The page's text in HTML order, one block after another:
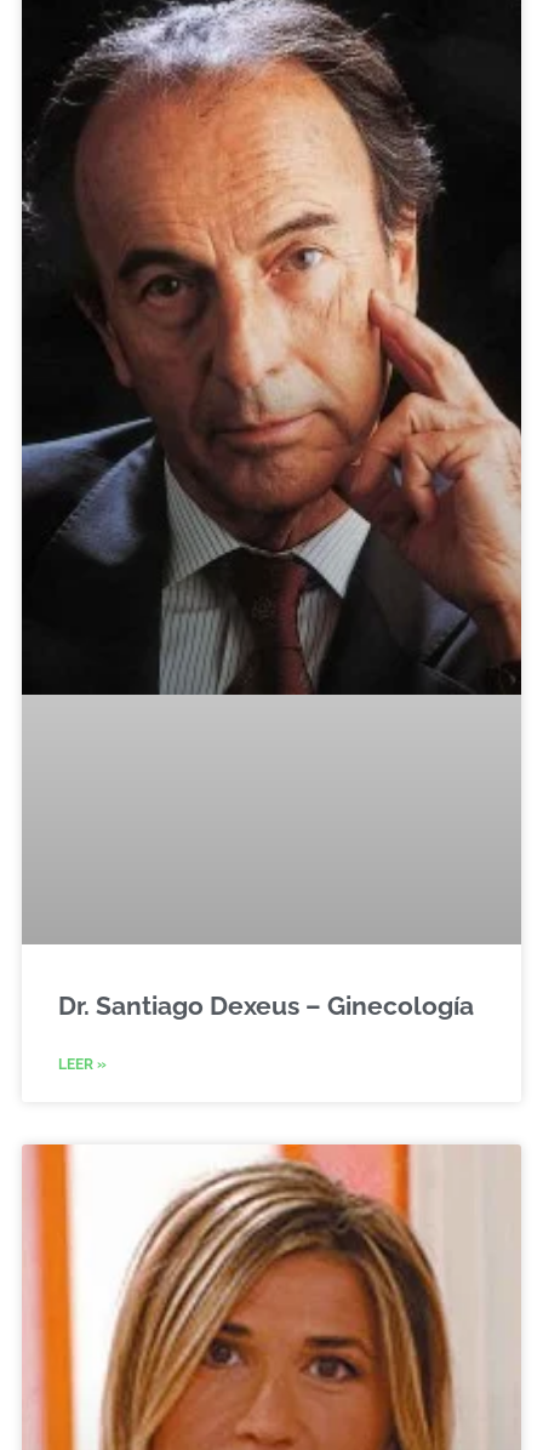
Dr. Santiago Dexeus – Ginecología
LEER »